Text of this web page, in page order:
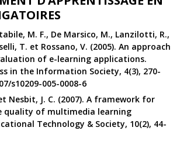
M. F., De Marsico, M., Lanzilotti, R.,
T. et Rossano, V. (2005). An approach
of e-learning applications.
in the Information Society, 4(3), 270-
s10209-005-0008-6
Nesbit, J. C. (2007). A framework for
quality of multimedia learning
Technology & Society, 10(2), 44-